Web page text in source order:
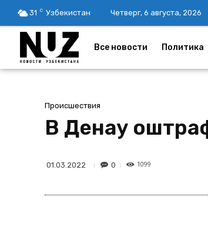
31 C Узбекистан Четверг, 6 августа, 2026
Все новости Политика
Происшествия
В Денау
01.03.2022 0 1099